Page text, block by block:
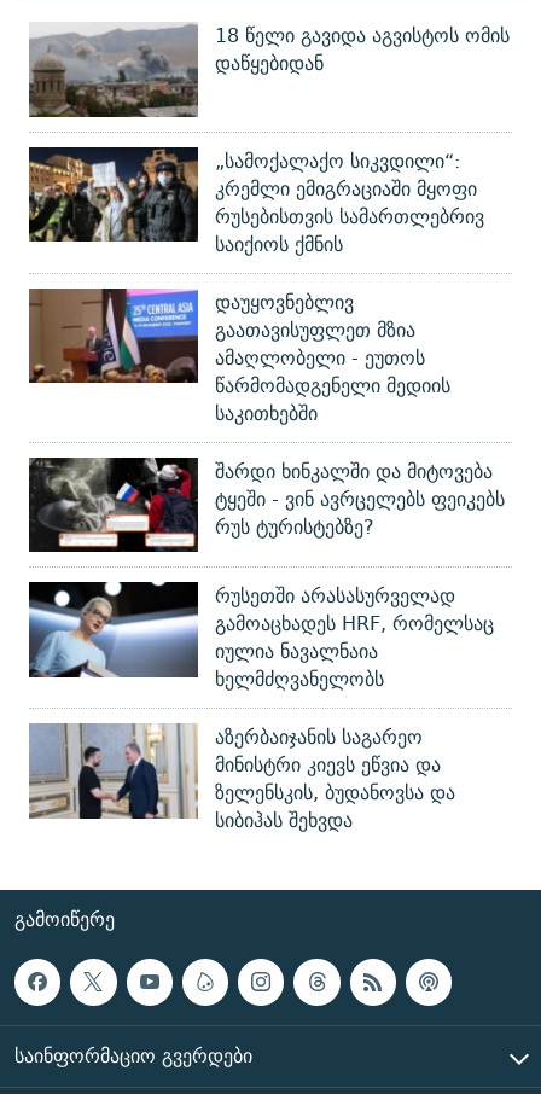
18 წელი გავიდა აგვისტოს ომის
დაწყებიდან
„სამოქალაქო სიკვდილი“:
კრემლი ემიგრაციაში მყოფი
რუსებისთვის სამართლებრივ
საიქიოს ქმნის
დაუყოვნებლივ
გაათავისუფლეთ მზია
ამაღლობელი - ეუთოს
წარმომადგენელი მედიის
საკითხებში
შარდი ხინკალში და მიტოვება
ტყეში - ვინ ავრცელებს ფეიკებს
რუს ტურისტებზე?
რუსეთში არასასურველად
გამოაცხადეს HRF, რომელსაც
იულია ნავალნაია
ხელმძღვანელობს
აზერბაიჯანის საგარეო
მინისტრი კიევს ეწვია და
ზელენსკის, ბუდანოვსა და
სიბიჰას შეხვდა
ᲒᲐᲛᲝᲘᲬᲔᲠᲔ
ᲡᲐᲘᲜᲤᲝᲠᲛᲐᲪᲘᲝ ᲒᲕᲔᲠᲓᲔᲑᲘ